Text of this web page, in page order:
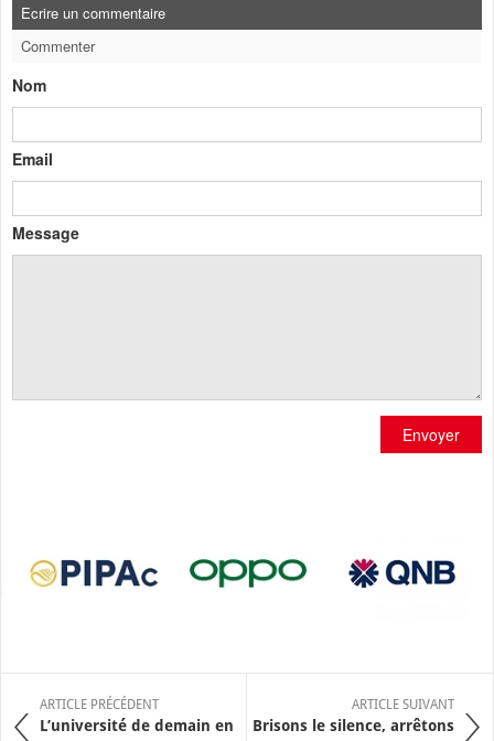
Ecrire un commentaire
Commenter
Nom
Email
Message
Envoyer
ARTICLE PRÉCÉDENT
L’université de demain en
ARTICLE SUIVANT
Brisons le silence, arrêtons